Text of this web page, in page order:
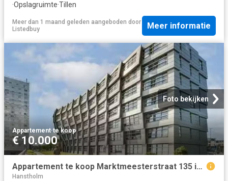
·Opslagruimte·Tillen
Meer dan 1 maand geleden aangeboden door
Listedbuy
Meer informatie
Foto bekijken
Appartement·te koop
€ 10.000
Appartement te koop Marktmeesterstraat 135 in Almere voor € 38.
Hanstholm